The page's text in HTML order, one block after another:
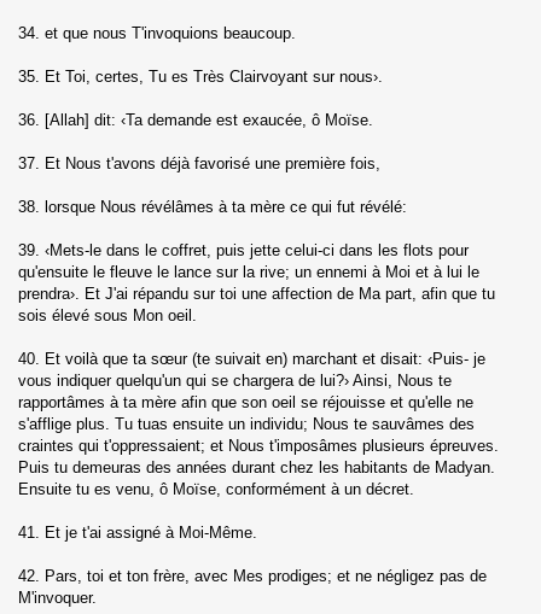
34. et que nous T'invoquions beaucoup.
35. Et Toi, certes, Tu es Très Clairvoyant sur nous›.
36. [Allah] dit: ‹Ta demande est exaucée, ô Moïse.
37. Et Nous t'avons déjà favorisé une première fois,
38. lorsque Nous révélâmes à ta mère ce qui fut révélé:
39. ‹Mets-le dans le coffret, puis jette celui-ci dans les flots pour
qu'ensuite le fleuve le lance sur la rive; un ennemi à Moi et à lui le
prendra›. Et J'ai répandu sur toi une affection de Ma part, afin que tu
sois élevé sous Mon oeil.
40. Et voilà que ta sœur (te suivait en) marchant et disait: ‹Puis- je
vous indiquer quelqu'un qui se chargera de lui?› Ainsi, Nous te
rapportâmes à ta mère afin que son oeil se réjouisse et qu'elle ne
s'afflige plus. Tu tuas ensuite un individu; Nous te sauvâmes des
craintes qui t'oppressaient; et Nous t'imposâmes plusieurs épreuves.
Puis tu demeuras des années durant chez les habitants de Madyan.
Ensuite tu es venu, ô Moïse, conformément à un décret.
41. Et je t'ai assigné à Moi-Même.
42. Pars, toi et ton frère, avec Mes prodiges; et ne négligez pas de
M'invoquer.
Sajda)
(Fussilat)